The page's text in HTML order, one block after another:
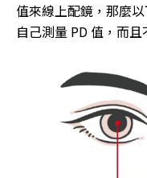
值來線上配鏡，那麼
自己測量 PD 值，而且